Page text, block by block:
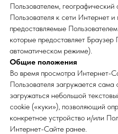
Пользователем,
Пользователя к сети Интернет
предоставляемые
которые предоставляет Браузер
автоматическом режиме).
Общие положения
Во время просмотра Интернет-
Пользователя загружается
загружаться небольшой
cookie («куки»), позволяющий
конкретное устройство и/или
Интернет-Сайте ранее.